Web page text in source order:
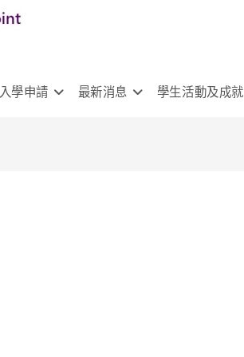
入學申請 最新消息 學生活動及成就